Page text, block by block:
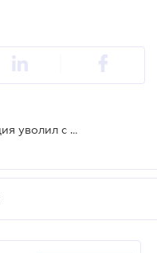
15 апреля Высший совет правосудия уволил с должностей двух судей